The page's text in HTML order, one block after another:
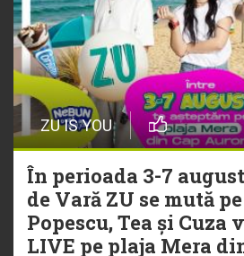
ZU IS YOU
În perioada 3-7
de Vară ZU se mută
Popescu, Tea și Cuza
LIVE pe plaja Mera